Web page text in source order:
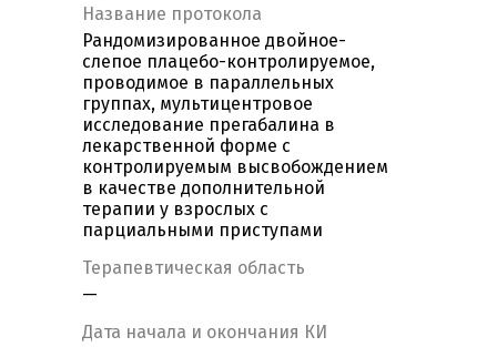
Название протокола
Рандомизированное двойное-
слепое плацебо-контролируемое,
проводимое в параллельных
группах, мультицентровое
исследование прегабалина в
лекарственной форме с
контролируемым высвобождением
в качестве дополнительной
терапии у взрослых с
парциальными приступами
Терапевтическая область
—
Дата начала и окончания КИ